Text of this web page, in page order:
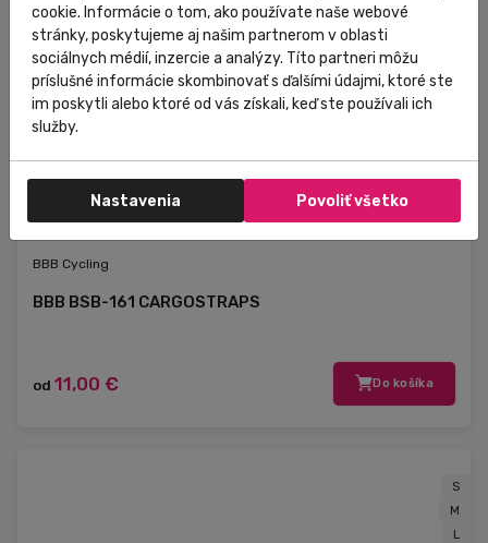
Externý sklad
BBB Cycling
BBB BSB-161 CARGOSTRAPS
od 11,00 € Do košíka
S
M
L
cookie. Informácie o tom, ako používate naše webové
stránky, poskytujeme aj našim partnerom v oblasti
sociálnych médií, inzercie a analýzy. Títo partneri môžu
príslušné informácie skombinovať s ďalšími údajmi, ktoré ste
im poskytli alebo ktoré od vás získali, keď ste používali ich
služby.
Nastavenia Povoliť všetko